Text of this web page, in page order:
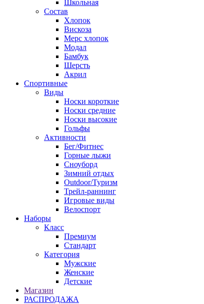
Школьная
Состав
Хлопок
Вискоза
Мерс хлопок
Модал
Бамбук
Шерсть
Акрил
Спортивные
Виды
Носки короткие
Носки средние
Носки высокие
Гольфы
Активности
Бег/Фитнес
Горные лыжи
Сноуборд
Зимний отдых
Outdoor/Туризм
Трейл-раннинг
Игровые виды
Велоспорт
Наборы
Класс
Премиум
Стандарт
Категория
Мужские
Женские
Детские
Магазин
РАСПРОДАЖА